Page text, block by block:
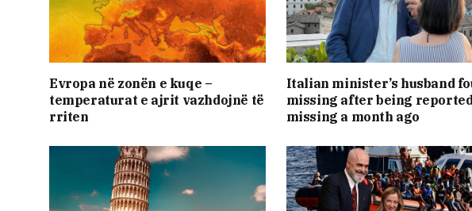
Evropa në zonën e kuqe –
temperaturat e ajrit vazhdojnë të
rriten
Italian minister’s husband
missing after being
missing a month ago